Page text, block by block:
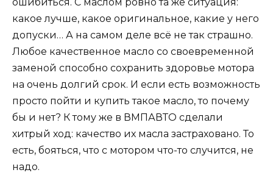
какое лучше, какое оригинальное, какие у него
допуски… А на самом деле всё не так страшно.
Любое качественное масло со своевременной
заменой способно сохранить здоровье мотора
на очень долгий срок. И если есть возможность
просто пойти и купить такое масло, то почему
бы и нет? К тому же в ВМПАВТО сделали
хитрый ход: качество их масла застраховано. То
есть, бояться, что с мотором что-то случится, не
надо.